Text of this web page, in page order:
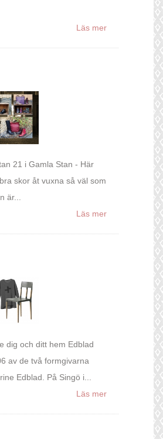
Läs mer
21 i Gamla Stan - Här
skor åt vuxna så väl som
är...
Läs mer
dig och ditt hem Edblad
av de två formgivarna
Edblad. På Singö i...
Läs mer